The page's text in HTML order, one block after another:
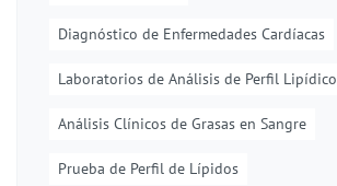
Diagnóstico de Enfermedades Cardíacas
Laboratorios de Análisis de Perfil Lipídico
Análisis Clínicos de Grasas en Sangre
Prueba de Perfil de Lípidos